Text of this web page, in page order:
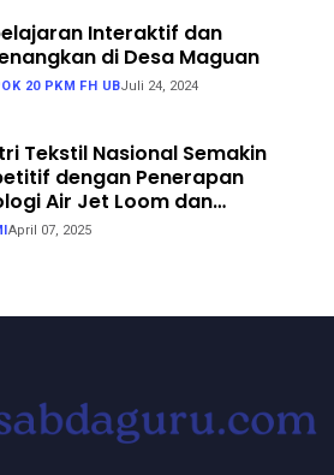
Interaktif dan
di Desa Maguan
20 PKM FH UBJuli 24, 2024
Tekstil Nasional Semakin
dengan Penerapan
Air Jet Loom dan
Dyeing di CV. Garuda
April 07, 2025